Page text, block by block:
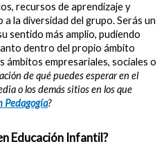
recursos de aprendizaje y
la diversidad del grupo. Serás un
sentido más amplio, pudiendo
dentro del propio ámbito
empresariales, sociales o
de qué puedes esperar en el
o los demás sitios en los que
Pedagogía?
Educación Infantil?